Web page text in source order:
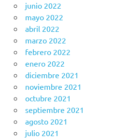
junio 2022
mayo 2022
abril 2022
marzo 2022
febrero 2022
enero 2022
diciembre 2021
noviembre 2021
octubre 2021
septiembre 2021
agosto 2021
julio 2021